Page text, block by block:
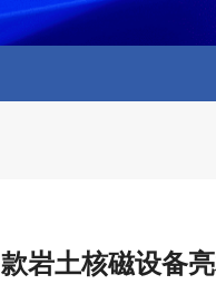
岩土核磁设备